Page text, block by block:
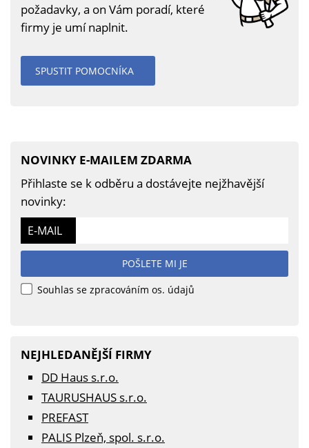
požadavky, a on Vám poradí, které
firmy je umí naplnit.
SPUSTIT POMOCNÍKA
NOVINKY E-MAILEM ZDARMA
Přihlaste se k odběru a dostávejte nejžhavější
novinky:
E-MAIL
POŠLETE MI JE
Souhlas se zpracováním os. údajů
NEJHLEDANĚJŠÍ FIRMY
DD Haus s.r.o.
TAURUSHAUS s.r.o.
PREFAST
PALIS Plzeň, spol. s.r.o.